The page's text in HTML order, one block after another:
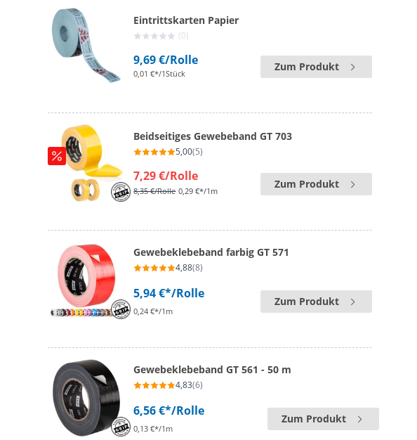
Eintrittskarten Papier
(0)
9,69 €/Rolle
0,01 €*/1Stück
Zum Produkt
Beidseitiges Gewebeband GT 703
5,00(5)
7,29 €/Rolle
8,35 €/Rolle 0,29 €*/1m
Zum Produkt
Gewebeklebeband farbig GT 571
4,88(8)
5,94 €*/Rolle
0,24 €*/1m
Zum Produkt
Gewebeklebeband GT 561 - 50 m
4,83(6)
6,56 €*/Rolle
0,13 €*/1m
Zum Produkt